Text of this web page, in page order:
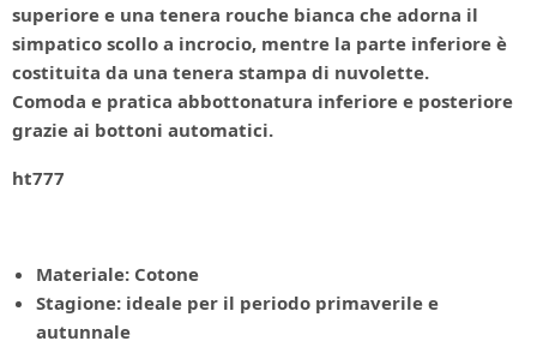
superiore e una tenera rouche bianca che adorna il
simpatico scollo a incrocio, mentre la parte inferiore è
costituita da una tenera stampa di nuvolette.
Comoda e pratica abbottonatura inferiore e posteriore
grazie ai bottoni automatici.
ht777
Materiale: Cotone
Stagione: ideale per il periodo primaverile e
autunnale